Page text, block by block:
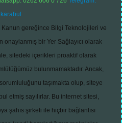
Kanun gereğince Bilgi Teknolojileri ve
onaylanmış bir Yer Sağlayıcı olarak
sitedeki içerikleri proaktif olarak
bulunmamaktadır. Ancak,
taşımakta olup, siteye
etmiş sayılırlar. Bu internet sitesi,
şahıs şirketi ile hiçbir bağlantısı